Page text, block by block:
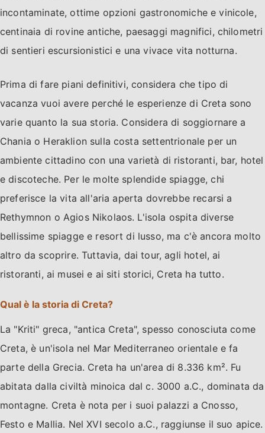
incontaminate, ottime opzioni gastronomiche e vinicole,
centinaia di rovine antiche, paesaggi magnifici, chilometri
di sentieri escursionistici e una vivace vita notturna.
Prima di fare piani definitivi, considera che tipo di
vacanza vuoi avere perché le esperienze di Creta sono
varie quanto la sua storia. Considera di soggiornare a
Chania o Heraklion sulla costa settentrionale per un
ambiente cittadino con una varietà di ristoranti, bar, hotel
e discoteche. Per le molte splendide spiagge, chi
preferisce la vita all'aria aperta dovrebbe recarsi a
Rethymnon o Agios Nikolaos. L'isola ospita diverse
bellissime spiagge e resort di lusso, ma c'è ancora molto
altro da scoprire. Tuttavia, dai tour, agli hotel, ai
ristoranti, ai musei e ai siti storici, Creta ha tutto.
Qual è la storia di Creta?
La "Kriti" greca, "antica Creta", spesso conosciuta come
Creta, è un'isola nel Mar Mediterraneo orientale e fa
parte della Grecia. Creta ha un'area di 8.336 km². Fu
abitata dalla civiltà minoica dal c. 3000 a.C., dominata da
montagne. Creta è nota per i suoi palazzi a Cnosso,
Festo e Mallia. Nel XVI secolo a.C., raggiunse il suo apice.